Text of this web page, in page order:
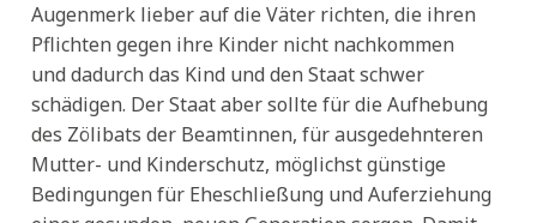
Augenmerk lieber auf die Väter richten, die ihren
Pflichten gegen ihre Kinder nicht nachkommen
und dadurch das Kind und den Staat schwer
schädigen. Der Staat aber sollte für die Aufhebung
des Zölibats der Beamtinnen, für ausgedehnteren
Mutter- und Kinderschutz, möglichst günstige
Bedingungen für Eheschließung und Auferziehung